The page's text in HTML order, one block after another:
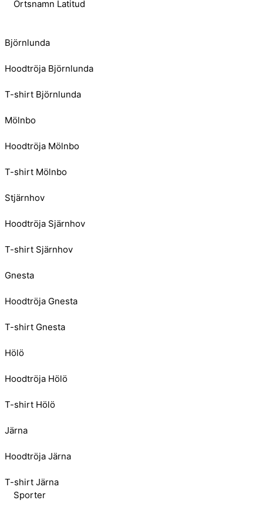
Ortsnamn Latitud
Björnlunda
Hoodtröja Björnlunda
T-shirt Björnlunda
Mölnbo
Hoodtröja Mölnbo
T-shirt Mölnbo
Stjärnhov
Hoodtröja Sjärnhov
T-shirt Sjärnhov
Gnesta
Hoodtröja Gnesta
T-shirt Gnesta
Hölö
Hoodtröja Hölö
T-shirt Hölö
Järna
Hoodtröja Järna
T-shirt Järna
Sporter